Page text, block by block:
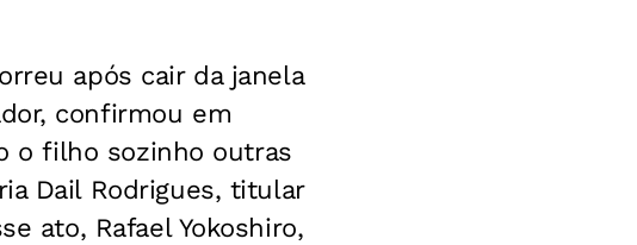
após cair da janela
confirmou em
o filho sozinho outras
Dail Rodrigues, titular
ato, Rafael Yokoshiro,